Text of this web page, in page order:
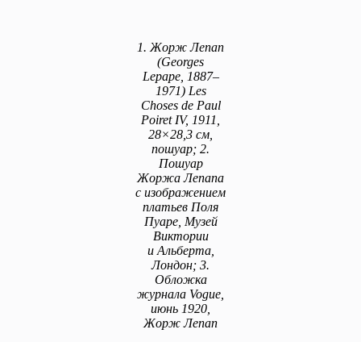
1. Жорж Лепап
(Georges
Lepape, 1887–
1971) Les
Choses de Paul
Poiret IV, 1911,
28×28,3 см,
пошуар; 2.
Пошуар
Жоржа Лепапа
с изображением
платьев Поля
Пуаре, Музей
Виктории
и Альберта,
Лондон; 3.
Обложка
журнала Vogue,
июнь 1920,
Жорж Лепап